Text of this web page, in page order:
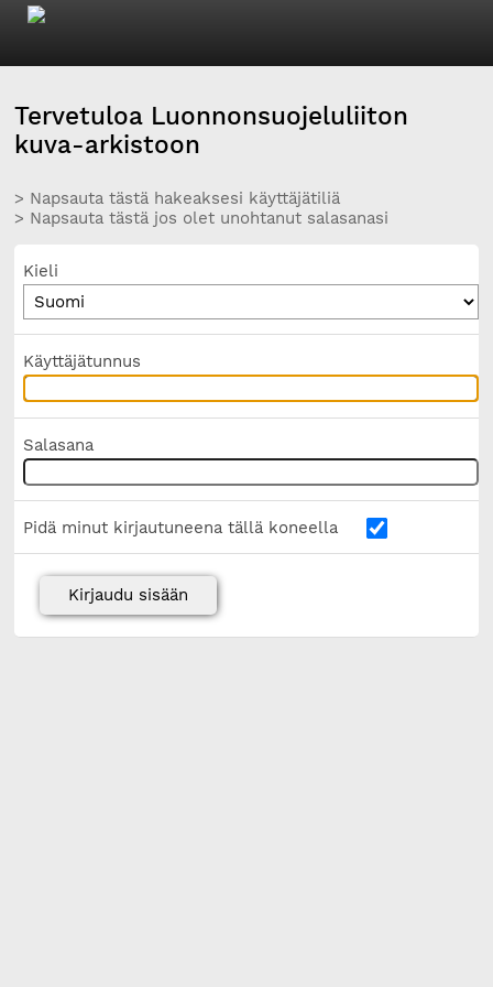
Tervetuloa Luonnonsuojeluliiton
kuva-arkistoon
> Napsauta tästä hakeaksesi käyttäjätiliä
> Napsauta tästä jos olet unohtanut salasanasi
Kieli
Käyttäjätunnus
Salasana
Pidä minut kirjautuneena tällä koneella